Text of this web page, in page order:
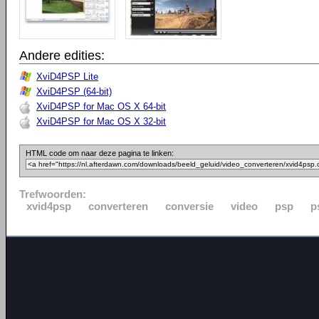
Andere edities:
XviD4PSP Lite
XviD4PSP (64-bit)
XviD4PSP for Mac OS X 64-bit
XviD4PSP for Mac OS X 32-bit
HTML code om naar deze pagina te linken:
Trefwoorden:
xvid4psp
converteren conversie video psp